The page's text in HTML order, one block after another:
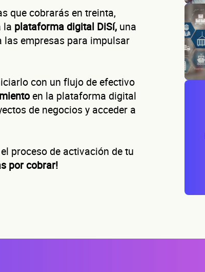
que cobrarás en treinta,
la plataforma digital DiSí, una
empresas para impulsar
con un flujo de efectivo
en la plataforma digital
de negocios y acceder a
proceso de activación de tu
por cobrar!
100% autoservicio Sin costo por evaluar
tu línea de liquidez empresarial DiSí
de tu negocio
te contactamos?